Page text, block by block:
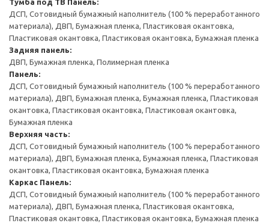
ДСП, Сотовидный бумажный наполнитель (100 % переработанного
материала), ДВП, Бумажная пленка, Пластиковая окантовка,
Пластиковая окантовка, Пластиковая окантовка, Бумажная пленка
Задняя панель:
ДВП, Бумажная пленка, Полимерная пленка
Панель:
ДСП, Сотовидный бумажный наполнитель (100 % переработанного
материала), ДВП, Бумажная пленка, Бумажная пленка, Пластиковая
окантовка, Пластиковая окантовка, Пластиковая окантовка,
Бумажная пленка
Верхняя часть:
ДСП, Сотовидный бумажный наполнитель (100 % переработанного
материала), ДВП, Бумажная пленка, Бумажная пленка, Пластиковая
окантовка, Пластиковая окантовка, Бумажная пленка
Каркас Панель:
ДСП, Сотовидный бумажный наполнитель (100 % переработанного
материала), ДВП, Бумажная пленка, Пластиковая окантовка,
Пластиковая окантовка, Пластиковая окантовка, Бумажная пленка